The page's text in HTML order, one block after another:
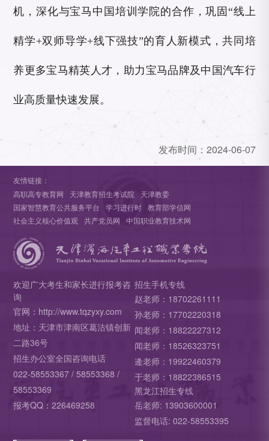
机，深化与宝马中国培训学院的合作，巩固“线上
精学+双师导学+线下强技”的育人新模式，共同培
养更多宝马精英人才，助力宝马品牌及中国汽车行
业高质量快速发展。
发布时间： 2024-06-07
友情链接：
高职高专教育网
天津教育招生考试院
天津教委
国家智慧教育公共服务平台
学习进行时
教育部学信网
社会主义核心价值观
共产党员网 中国职业教育技术网
欢迎广大考生和家长进行报考咨
询
官网：http://www.tqzyxy.com
地址：天津市津南区葛沽镇创新
二路36号
招生办公室全国咨询电话
022-58553367 / 58553368 /
58553369
报考QQ：226469258
招生手机专线
赵老师：18702261111
孙老师：17702220318
闻老师：18822227312
闻老师：18526323751
逄老师：19922460379
于老师：18822386515
黑龙江招生专线
岳老师: 13903600001
监督电话: 022-58553395